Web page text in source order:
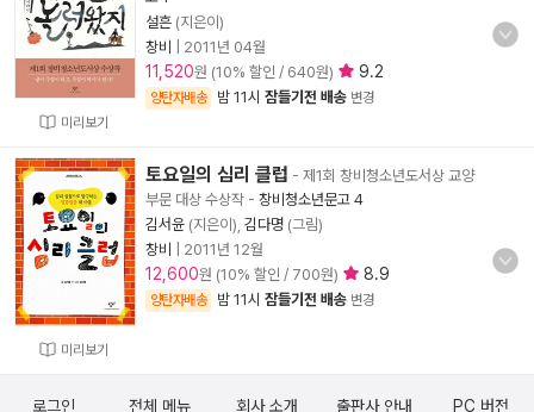
미리보기
설흔 (지은이)
창비
2011년 04월
11,520원 (10% 할인 / 640원) 9.2
양탄자배송 밤 11시 잠들기전 배송 변경
미리보기
토요일의 심리 클럽 - 제1회 창비청소년도서상 교양
부문 대상 수상작 - 창비청소년문고 4
김서윤 (지은이), 김다명 (그림)
창비
2011년 12월
12,600원 (10% 할인 / 700원) 8.9
양탄자배송 밤 11시 잠들기전 배송 변경
로그인 전체 메뉴 회사 소개 출판사 안내 PC 버전